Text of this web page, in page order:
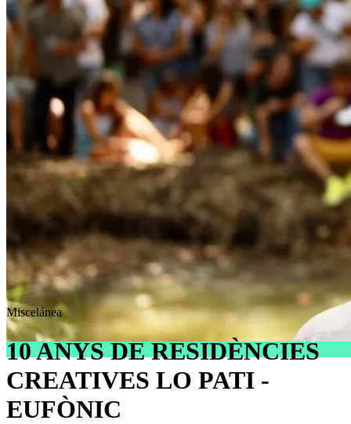
Miscelánea
10 ANYS DE RESIDÈNCIES
CREATIVES LO PATI -
EUFÒNIC